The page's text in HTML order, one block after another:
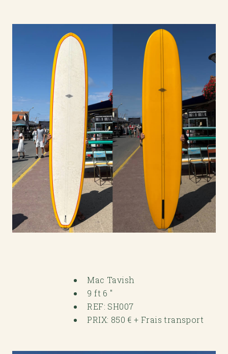
Mac Tavish
9 ft 6 "
REF: SH007
PRIX: 850 € + Frais transport